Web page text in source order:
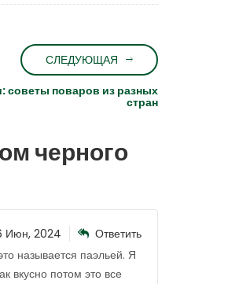
СЛЕДУЮЩАЯ
советы поваров из разных
стран
черного
Июн, 2024
Ответить
называется паэльей. Я
вкусно потом это все